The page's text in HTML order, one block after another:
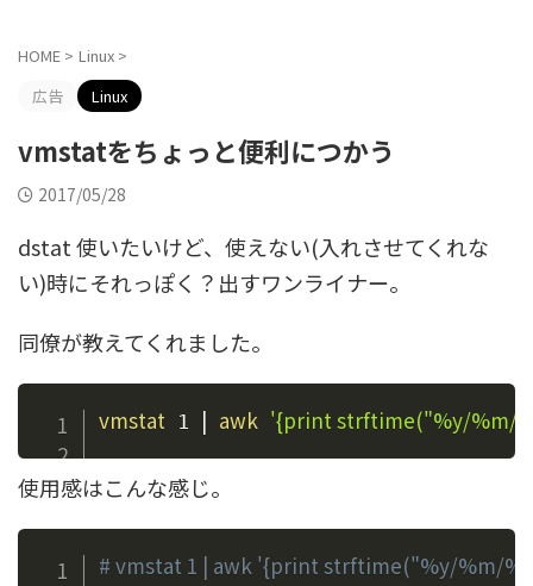
HOME > Linux >
広告
Linux
vmstatをちょっと便利につかう
2017/05/28
dstat 使いたいけど、使えない(入れさせてくれな
い)時にそれっぽく？出すワンライナー。
同僚が教えてくれました。
vmstat 1 | awk '{print strftime("%y/%m/
使用感はこんな感じ。
# vmstat 1 | awk '{print strftime("%y/%m/